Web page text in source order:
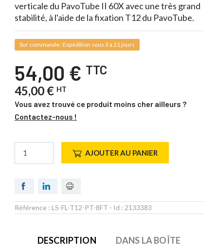
verticale du PavoTube II 60X avec une très grand
stabilité, à l'aide de la fixation T12 du PavoTube.
Sur commande : Expédition sous 3 à 21 jours
54,00 € TTC
45,00 € HT
Vous avez trouvé ce produit moins cher ailleurs ?
Contactez-nous !
AJOUTER AU PANIER
Référence : LS-FL-T12-PT-8FT - Id : 2133383
DESCRIPTION DANS LA BOÎTE